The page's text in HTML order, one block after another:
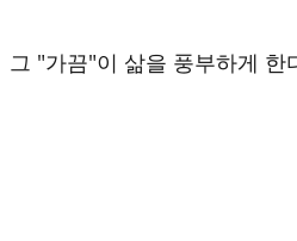
그 "가끔"이 삶을 풍부하게 한